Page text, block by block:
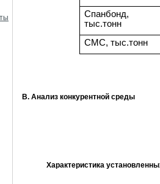
Спанбонд,
тыс.тонн
СМС, тыс.тонн
В. Анализ конкурентной среды
Характеристика